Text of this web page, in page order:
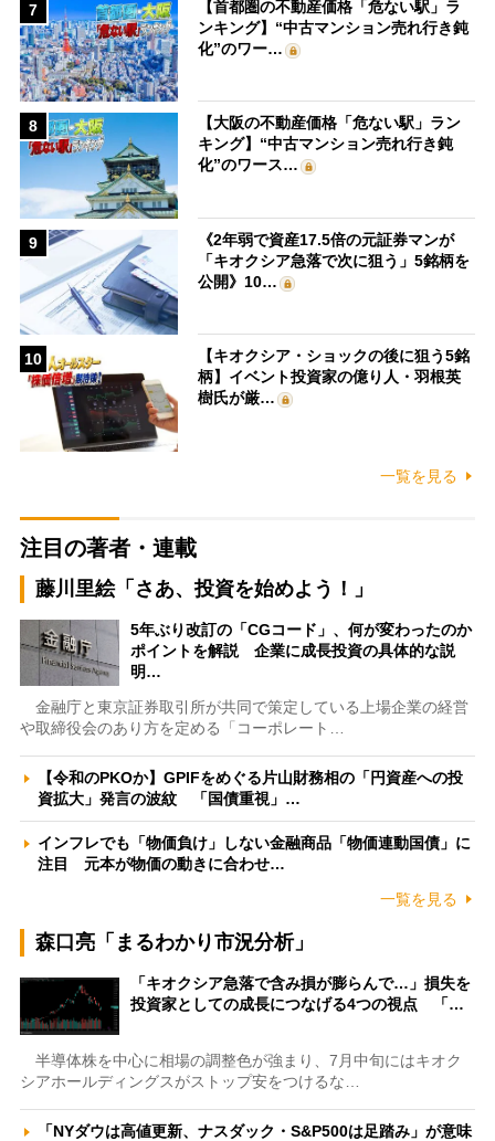
7
【首都圏の不動産価格「危ない駅」ラ
ンキング】“中古マンション売れ行き鈍
化”のワー…
8
【大阪の不動産価格「危ない駅」ラン
キング】“中古マンション売れ行き鈍
化”のワース…
9
《2年弱で資産17.5倍の元証券マンが
「キオクシア急落で次に狙う」5銘柄を
公開》10…
10
【キオクシア・ショックの後に狙う5銘
柄】イベント投資家の億り人・羽根英
樹氏が厳…
一覧を見る
注目の著者・連載
藤川里絵「さあ、投資を始めよう！」
5年ぶり改訂の「CGコード」、何が変わったのか
ポイントを解説 企業に成長投資の具体的な説
明…
金融庁と東京証券取引所が共同で策定している上場企業の経営
や取締役会のあり方を定める「コーポレート…
【令和のPKOか】GPIFをめぐる片山財務相の「円資産への投
資拡大」発言の波紋 「国債重視」…
インフレでも「物価負け」しない金融商品「物価連動国債」に
注目 元本が物価の動きに合わせ…
一覧を見る
森口亮「まるわかり市況分析」
「キオクシア急落で含み損が膨らんで…」損失を
投資家としての成長につなげる4つの視点 「…
半導体株を中心に相場の調整色が強まり、7月中旬にはキオク
シアホールディングスがストップ安をつけるな…
「NYダウは高値更新、ナスダック・S&P500は足踏み」が意味